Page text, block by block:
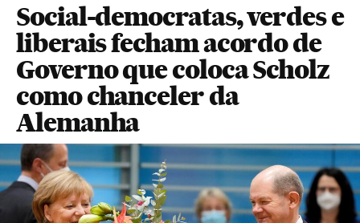
Social-democratas, verdes e
liberais fecham acordo de
Governo que coloca Scholz
como chanceler da
Alemanha